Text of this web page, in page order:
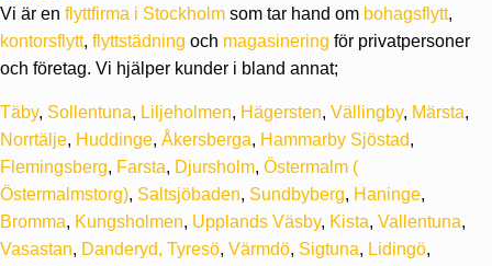
Vi är en flyttfirma i Stockholm som tar hand om bohagsflytt,
kontorsflytt, flyttstädning och magasinering för privatpersoner
och företag. Vi hjälper kunder i bland annat;
Täby, Sollentuna, Liljeholmen, Hägersten, Vällingby, Märsta,
Norrtälje, Huddinge, Åkersberga, Hammarby Sjöstad,
Flemingsberg, Farsta, Djursholm, Östermalm (
Östermalmstorg), Saltsjöbaden, Sundbyberg, Haninge,
Bromma, Kungsholmen, Upplands Väsby, Kista, Vallentuna,
Vasastan, Danderyd, Tyresö, Värmdö, Sigtuna, Lidingö,